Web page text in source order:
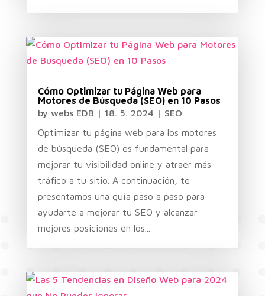
Cómo Optimizar tu Página Web para
Motores de Búsqueda (SEO) en 10 Pasos
by webs EDB | 18. 5. 2024 | SEO
Optimizar tu página web para los motores
de búsqueda (SEO) es fundamental para
mejorar tu visibilidad online y atraer más
tráfico a tu sitio. A continuación, te
presentamos una guía paso a paso para
ayudarte a mejorar tu SEO y alcanzar
mejores posiciones en los...